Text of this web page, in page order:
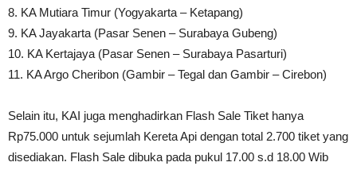
8. KA Mutiara Timur (Yogyakarta – Ketapang)
9. KA Jayakarta (Pasar Senen – Surabaya Gubeng)
10. KA Kertajaya (Pasar Senen – Surabaya Pasarturi)
11. KA Argo Cheribon (Gambir – Tegal dan Gambir – Cirebon)
Selain itu, KAI juga menghadirkan Flash Sale Tiket hanya
Rp75.000 untuk sejumlah Kereta Api dengan total 2.700 tiket yang
disediakan. Flash Sale dibuka pada pukul 17.00 s.d 18.00 Wib